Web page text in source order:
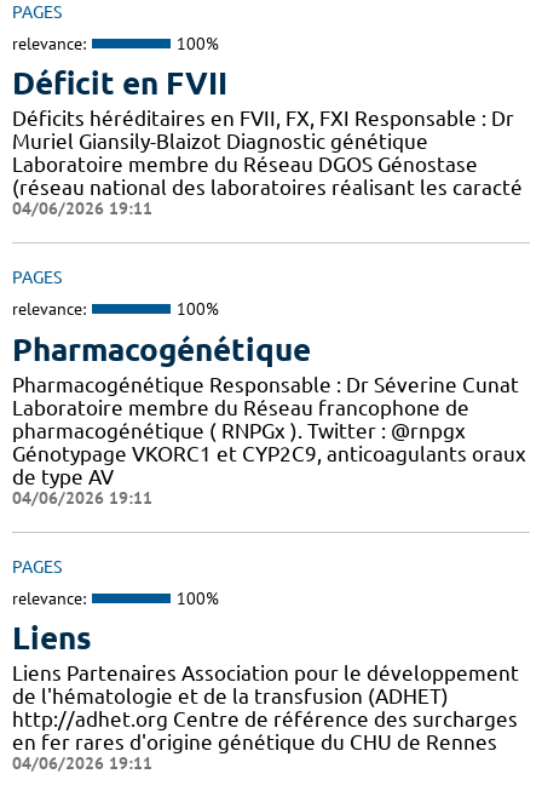
PAGES
relevance: 100%
Déficit en FVII
Déficits héréditaires en FVII, FX, FXI Responsable : Dr
Muriel Giansily-Blaizot Diagnostic génétique
Laboratoire membre du Réseau DGOS Génostase
(réseau national des laboratoires réalisant les caracté
04/06/2026 19:11
PAGES
relevance: 100%
Pharmacogénétique
Pharmacogénétique Responsable : Dr Séverine Cunat
Laboratoire membre du Réseau francophone de
pharmacogénétique ( RNPGx ). Twitter : @rnpgx
Génotypage VKORC1 et CYP2C9, anticoagulants oraux
de type AV
04/06/2026 19:11
PAGES
relevance: 100%
Liens
Liens Partenaires Association pour le développement
de l'hématologie et de la transfusion (ADHET)
http://adhet.org Centre de référence des surcharges
en fer rares d'origine génétique du CHU de Rennes
04/06/2026 19:11